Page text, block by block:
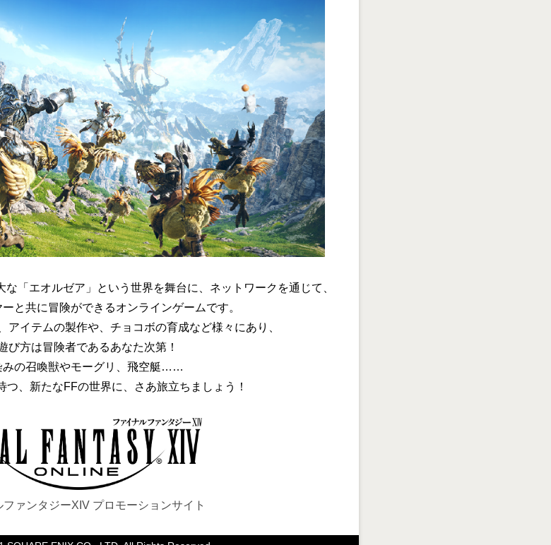
な「エオルゼア」という世界を舞台に、 ネットワークを通じて、
と共に冒険ができるオンラインゲームです。
アイテムの製作や、チョコボの育成など様々にあり、
び方は冒険者であるあなた次第！
みの召喚獣やモーグリ、飛空艇……
つ、新たなFFの世界に、
さあ旅立ちましょう！
ファンタジーXIV プロモーションサイト